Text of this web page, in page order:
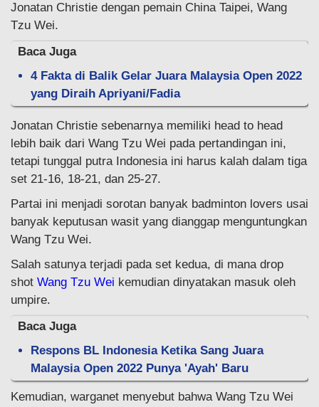
Jonatan Christie dengan pemain China Taipei, Wang
Tzu Wei.
Baca Juga
4 Fakta di Balik Gelar Juara Malaysia Open 2022
yang Diraih Apriyani/Fadia
Jonatan Christie sebenarnya memiliki head to head
lebih baik dari Wang Tzu Wei pada pertandingan ini,
tetapi tunggal putra Indonesia ini harus kalah dalam tiga
set 21-16, 18-21, dan 25-27.
Partai ini menjadi sorotan banyak badminton lovers usai
banyak keputusan wasit yang dianggap menguntungkan
Wang Tzu Wei.
Salah satunya terjadi pada set kedua, di mana drop
shot Wang Tzu Wei kemudian dinyatakan masuk oleh
umpire.
Baca Juga
Respons BL Indonesia Ketika Sang Juara
Malaysia Open 2022 Punya 'Ayah' Baru
Kemudian, warganet menyebut bahwa Wang Tzu Wei